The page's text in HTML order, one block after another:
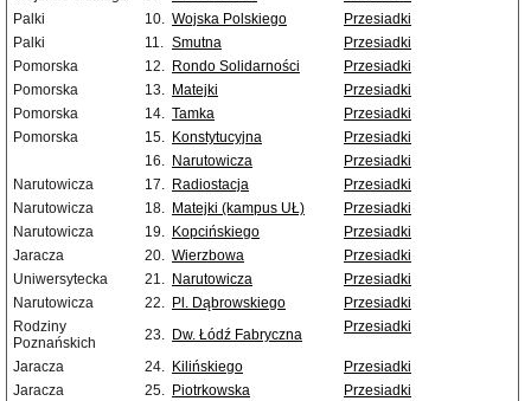
Palki
10. Wojska Polskiego
Przesiadki
Palki
11. Smutna
Przesiadki
Pomorska
12. Rondo Solidarności
Przesiadki
Pomorska
13. Matejki
Przesiadki
Pomorska
14. Tamka
Przesiadki
Pomorska
15. Konstytucyjna
Przesiadki
16. Narutowicza
Przesiadki
Narutowicza
17. Radiostacja
Przesiadki
Narutowicza
18. Matejki (kampus UŁ)
Przesiadki
Narutowicza
19. Kopcińskiego
Przesiadki
Jaracza
20. Wierzbowa
Przesiadki
Uniwersytecka
21. Narutowicza
Przesiadki
Narutowicza
22. Pl. Dąbrowskiego
Przesiadki
Rodziny
Poznańskich
23. Dw. Łódź Fabryczna Przesiadki
Jaracza 24. Kilińskiego
Przesiadki
Jaracza
25. Piotrkowska
Przesiadki